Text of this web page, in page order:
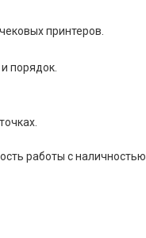
принтеров.
порядок.
работы с наличностью.